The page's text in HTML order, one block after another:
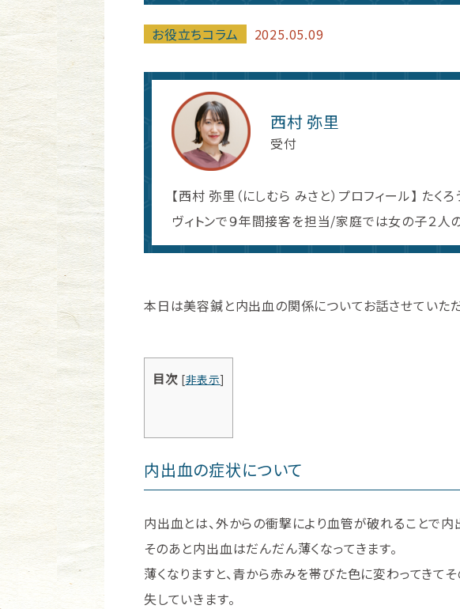
お役立ちコラム 2025.05.09
西村 弥里
受付
【西村 弥里（にしむら みさと）プロフィール】 た
ヴィトンで９年間接客を担当/家庭では女の子２人
本日は美容鍼と内出血の関係についてお話させていただ
目次 [非表示]
内出血の症状について
内出血とは、外からの衝撃により血管が破れることで内
そのあと内出血はだんだん薄くなってきます。
薄くなりますと、青から赤みを帯びた色に変わってきて
失していきます。